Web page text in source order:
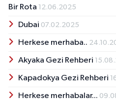
Bir Rota 12.06.2025
Dubai 07.02.2025
Herkese merhaba..
Akyaka Gezi Rehberi
Kapadokya Gezi Rehberi
Herkese merhabalar...